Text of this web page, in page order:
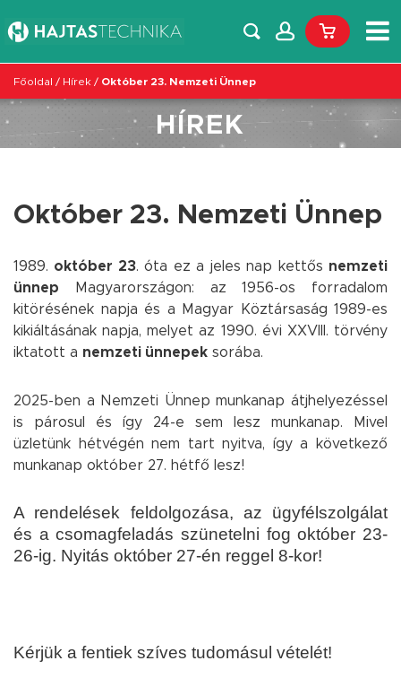
Főoldal / Hírek / Október 23. Nemzeti Ünnep
HÍREK
Október 23. Nemzeti Ünnep
1989. október 23. óta ez a jeles nap kettős nemzeti
ünnep Magyarországon: az 1956-os forradalom
kitörésének napja és a Magyar Köztársaság 1989-es
kikiáltásának napja, melyet az 1990. évi XXVIII. törvény
iktatott a nemzeti ünnepek sorába.
2025-ben a Nemzeti Ünnep munkanap átjhelyezéssel
is párosul és így 24-e sem lesz munkanap. Mivel
üzletünk hétvégén nem tart nyitva, így a következő
munkanap október 27. hétfő lesz!
A rendelések feldolgozása, az ügyfélszolgálat
és a csomagfeladás szünetelni fog október 23-
26-ig. Nyitás október 27-én reggel 8-kor!
Kérjük a fentiek szíves tudomásul vételét!